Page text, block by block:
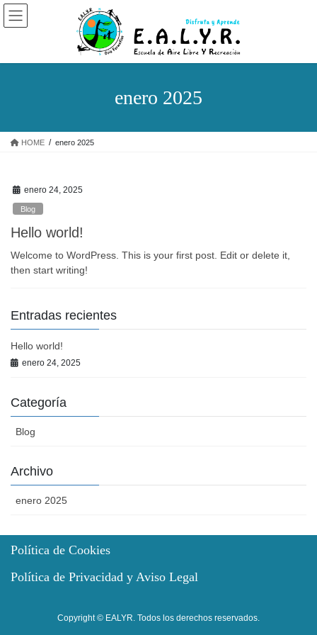
enero 2025
HOME enero 2025
enero 24, 2025
Blog
Hello world!
Welcome to WordPress. This is your first post. Edit or delete it,
then start writing!
Entradas recientes
Hello world!
enero 24, 2025
Categoría
Blog
Archivo
enero 2025
Política de Cookies
Política de Privacidad y Aviso Legal
Copyright © EALYR. Todos los derechos reservados.